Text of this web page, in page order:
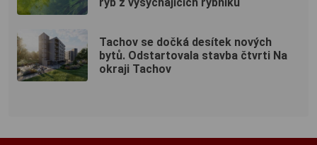
Tachov se dočká desítek nových
bytů. Odstartovala stavba čtvrti Na
okraji Tachov